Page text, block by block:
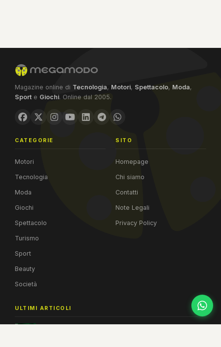
Magazine online di Tecnologia, Motori, Spettacolo, Moda,
Sport e Giochi. Online dal 2005.
CATEGORIE
Motori
Tecnologia
Moda
Giochi
Spettacolo
Turismo
Sport
Beauty
Società
SITO
Homepage
Chi siamo
Contatti
Note Legali
Privacy Policy
ULTIMI ARTICOLI
Warrior Cats: Clans of the Forest, il primo videogioco uf...